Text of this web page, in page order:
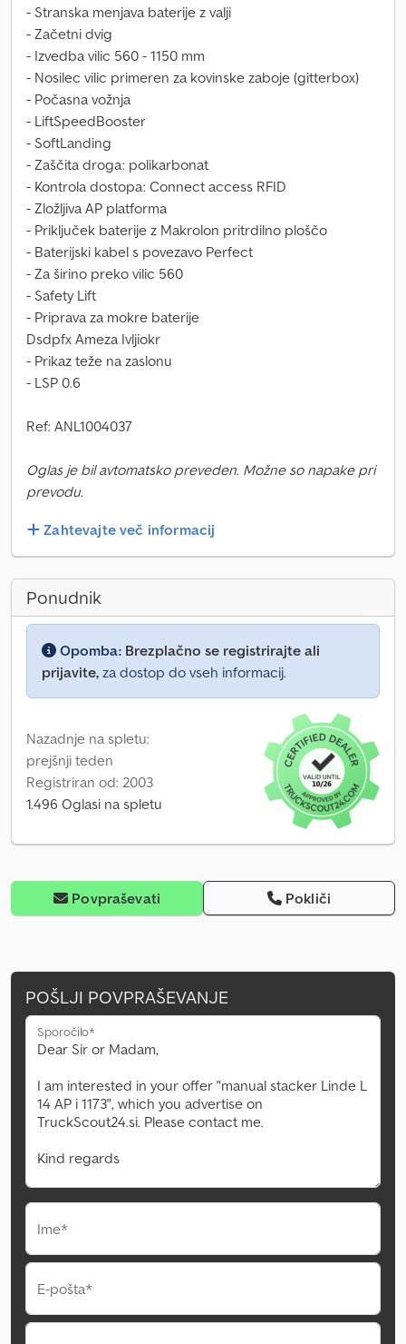
- Stranska menjava baterije z valji
- Začetni dvig
- Izvedba vilic 560 - 1150 mm
- Nosilec vilic primeren za kovinske zaboje (gitterbox)
- Počasna vožnja
- LiftSpeedBooster
- SoftLanding
- Zaščita droga: polikarbonat
- Kontrola dostopa: Connect access RFID
- Zložljiva AP platforma
- Priključek baterije z Makrolon pritrdilno ploščo
- Baterijski kabel s povezavo Perfect
- Za širino preko vilic 560
- Safety Lift
- Priprava za mokre baterije
Dsdpfx Ameza Ivljiokr
- Prikaz teže na zaslonu
- LSP 0.6
Ref: ANL1004037
Oglas je bil avtomatsko preveden. Možne so napake pri
prevodu.
Zahtevajte več informacij
Ponudnik
Opomba: Brezplačno se registrirajte ali
prijavite, za dostop do vseh informacij.
Nazadnje na spletu:
prejšnji teden
Registriran od: 2003
1.496 Oglasi na spletu
Povpraševati Pokliči
POŠLJI POVPRAŠEVANJE
Sporočilo*
Ime*
E-pošta*